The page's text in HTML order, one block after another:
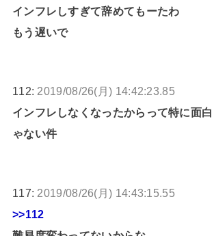
インフレしすぎて辞めてもーたわ
もう遅いで
112: 2019/08/26(月) 14:42:23.85
インフレしなくなったからって特に面
ゃない件
117: 2019/08/26(月) 14:43:15.55
>>112